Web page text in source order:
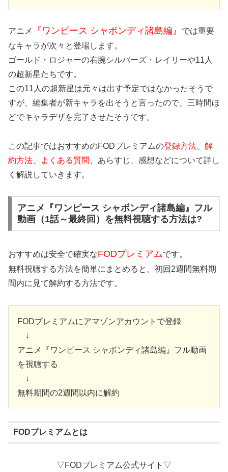
アニメ 『ワンピース シャボンディ諸島編』
では重要
なキャラが次々と登場します。
ゴールド・ロジャーの右腕シルバーズ・レイリーや11人
の超新星たちです。
この11人の超新星は元々は出す予定ではなかったそうで
すが、編集者が新キャラを出そうと言ったので、三時間ほ
どでキャラデザを完了させたそうです。
この記事ではおすすめのFODプレミアムの登録方法、解
約方法、よくある質問
、あらすじ、感想などについて詳し
く解説していきます。
アニメ『ワンピース シャボンディ諸島編』フル
動画（1話～最終回）を無料視聴する方法は?
おすすめは安全で確実なFODプレミアムです。
無料視聴する方法を簡単にまとめると、初回2週間無料期
間内に見て解約する方法です。
FODプレミアムにアマゾンアカウントで登録
↓
アニメ『ワンピース シャボンディ諸島編』フル動画
を視聴する
↓
無料期間の2週間以内に解約
FODプレミアムとは
▽FODプレミアム公式サイト▽